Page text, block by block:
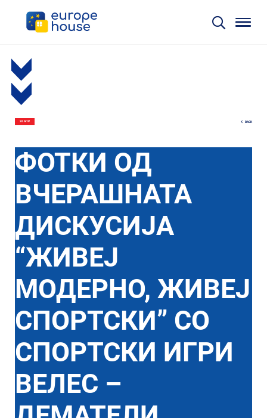
26 АПР BACK
ФОТКИ ОД
ВЧЕРАШНАТА
ДИСКУСИЈА
“ЖИВЕЈ
МОДЕРНО, ЖИВЕЈ
СПОРТСКИ” СО
СПОРТСКИ ИГРИ
ВЕЛЕС –